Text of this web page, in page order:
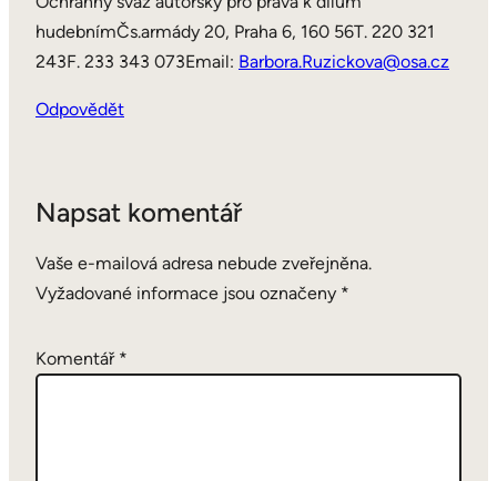
hudebnímČs.armády 20, Praha 6, 160 56T. 220 321
243F. 233 343 073Email: Barbora.Ruzickova@osa.cz
Odpovědět
Napsat komentář
Vaše e-mailová adresa nebude zveřejněna.
Vyžadované informace jsou označeny *
Komentář *